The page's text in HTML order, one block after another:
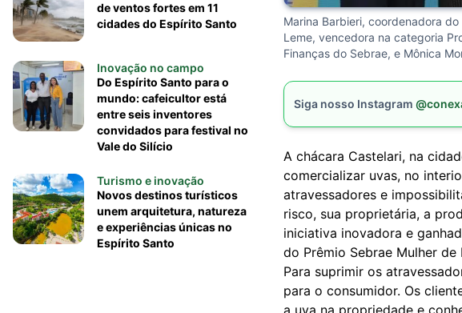
de ventos fortes em 11
cidades do Espírito Santo
Inovação no campo
Do Espírito Santo para o
mundo: cafeicultor está
entre seis inventores
convidados para festival no
Vale do Silício
Turismo e inovação
Novos destinos turísticos
unem arquitetura, natureza
e experiências únicas no
Espírito Santo
Marina Barbieri, coordenadora
Leme, vencedora na categoria
Finanças do Sebrae, e Mônica
Siga nosso Instagram
A chácara Castelari, na
comercializar uvas, no
atravessadores e
risco, sua proprietária, a
iniciativa inovadora e
do Prêmio Sebrae Mulher de
Para suprimir os
para o consumidor. Os
a uva na propriedade e